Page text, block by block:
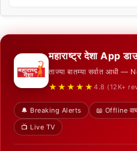
महाराष्ट्र देशा App
ताज्या बातम्या सर्वात आधी
★★★★★ 4.8 (12K+
🔔 Breaking Alerts 📖 Offline
📺 Live TV